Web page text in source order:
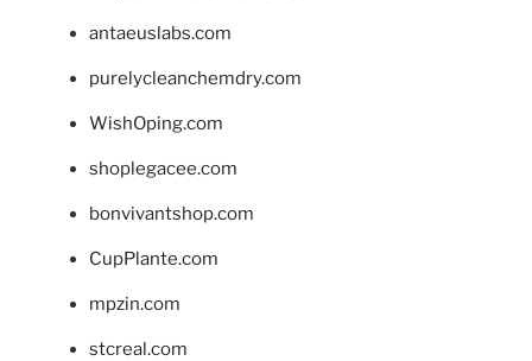
antaeuslabs.com
purelycleanchemdry.com
WishOping.com
shoplegacee.com
bonvivantshop.com
CupPlante.com
mpzin.com
stcreal.com